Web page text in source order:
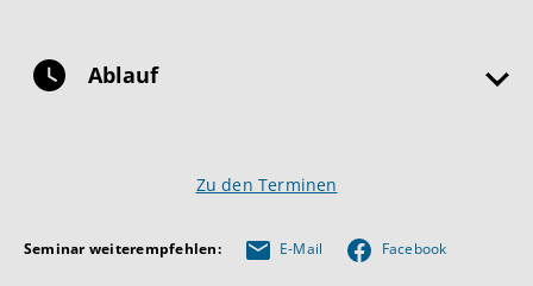
Ablauf
Zu den Terminen
Seminar weiterempfehlen: E-Mail Facebook